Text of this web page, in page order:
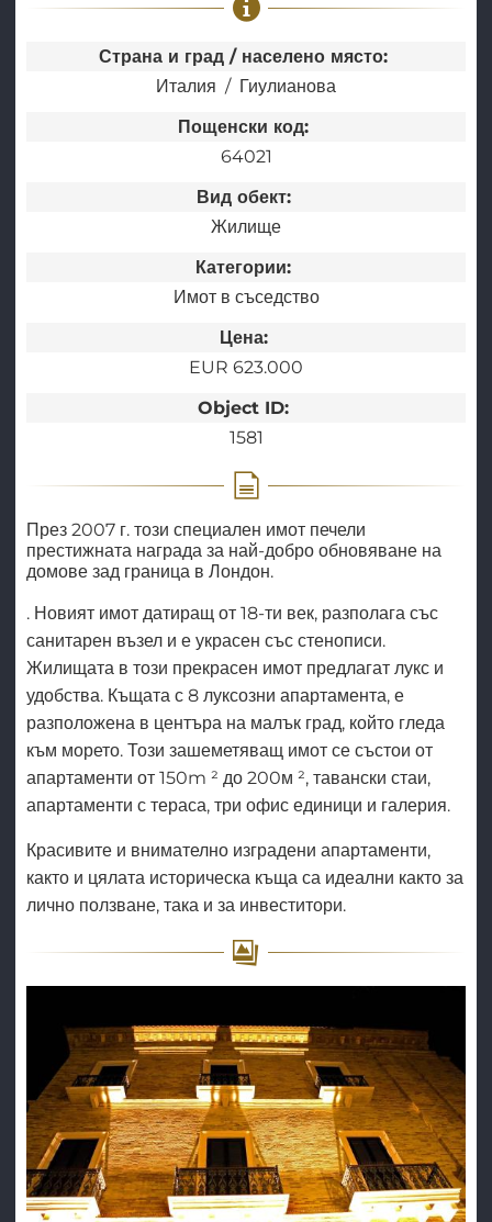
Страна и град / населено място:
Италия
Гиулианова
Пощенски код:
64021
Вид обект:
Жилище
Категории:
Имот в съседство
Цена:
EUR 623.000
Object ID:
1581
През 2007 г. този специален имот печели
престижната награда за най-добро обновяване на
домове зад граница в Лондон.
. Новият имот датиращ от 18-ти век, разполага със
санитарен възел и е украсен със стенописи.
Жилищата в този прекрасен имот предлагат лукс и
удобства. Къщата с 8 луксозни апартамента, е
разположена в центъра на малък град, който гледа
към морето. Този зашеметяващ имот се състои от
апартаменти от 150m ² до 200м ², тавански стаи,
апартаменти с тераса, три офис единици и галерия.
Красивите и внимателно изградени апартаменти,
както и цялата историческа къща са идеални както за
лично ползване, така и за инвеститори.